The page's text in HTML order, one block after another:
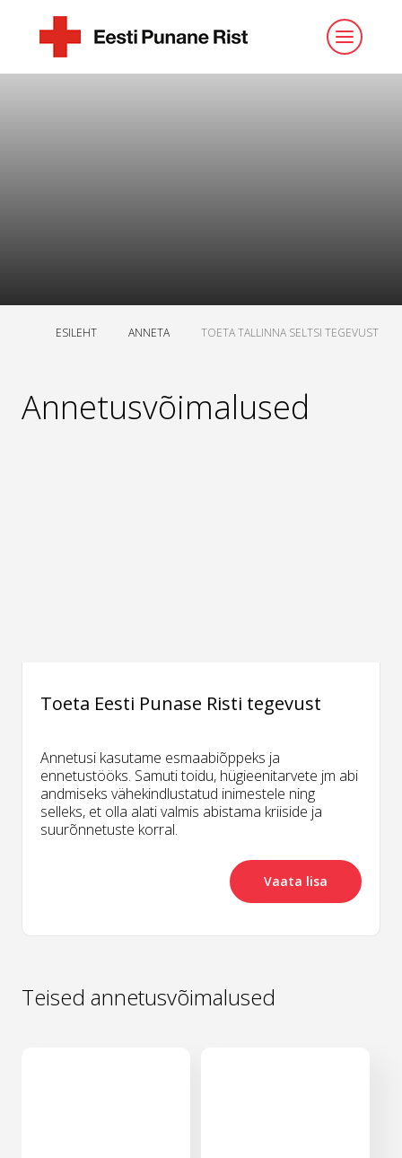
ESILEHT ANNETA TOETA TALLINNA SELTSI TEGEVUST
Annetusvõimalused
Toeta Eesti Punase Risti tegevust
Annetusi kasutame esmaabiõppeks ja
ennetustööks. Samuti toidu, hügieenitarvete jm abi
andmiseks vähekindlustatud inimestele ning
selleks, et olla alati valmis abistama kriiside ja
suurõnnetuste korral.
Vaata lisa
Teised annetusvõimalused